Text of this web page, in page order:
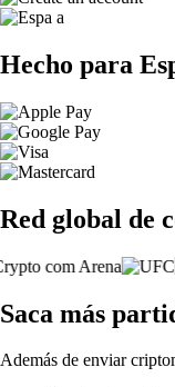
Hecho para
Red global de
Saca más
Además de enviar